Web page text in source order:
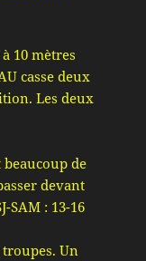
10 mètres
casse deux
Les deux
de
devant
SAM : 13-16
Un